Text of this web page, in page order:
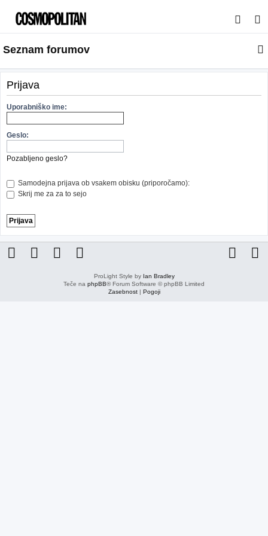
s
a
j
Seznam forumov
Prijava
Uporabniško ime:
Geslo:
Pozabljeno geslo?
Samodejna prijava ob vsakem obisku (priporočamo):
Skrij me za za to sejo
ProLight Style by Ian Bradley
Teče na phpBB® Forum Software © phpBB Limited
Zasebnost| Pogoji